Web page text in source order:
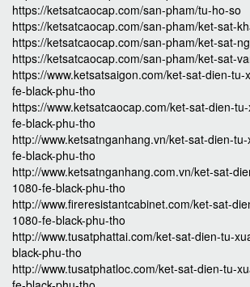
https://ketsatcaocap.com/san-pham/tu-ho-so
https://ketsatcaocap.com/san-pham/ket-sat-
https://ketsatcaocap.com/san-pham/ket-sat-
https://ketsatcaocap.com/san-pham/ket-sat-
https://www.ketsatsaigon.com/ket-sat-dien-
fe-black-phu-tho
https://www.ketsatcaocap.com/ket-sat-dien-
fe-black-phu-tho
http://www.ketsatnganhang.vn/ket-sat-dien-
fe-black-phu-tho
http://www.ketsatnganhang.com.vn/ket-sat-
1080-fe-black-phu-tho
http://www.fireresistantcabinet.com/ket-sat-
1080-fe-black-phu-tho
http://www.tusatphattai.com/ket-sat-dien-tu-
black-phu-tho
http://www.tusatphatloc.com/ket-sat-dien-tu-